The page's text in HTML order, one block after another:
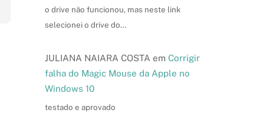
o drive não funcionou, mas neste link
selecionei o drive do…
JULIANA NAIARA COSTA em Corrigir
falha do Magic Mouse da Apple no
Windows 10
testado e aprovado